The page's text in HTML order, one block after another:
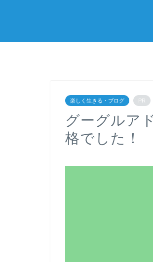
楽しく生きる・ブログ PR
グーグルア
格でした！